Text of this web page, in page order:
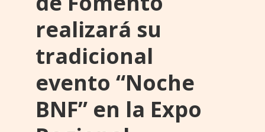
realizará su
tradicional
evento “Noche
BNF” en la Expo